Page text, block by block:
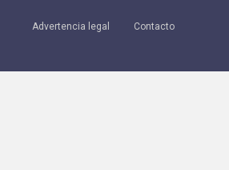
Advertencia legal Contacto